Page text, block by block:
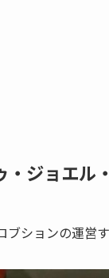
・ジョエ
ブションの運営